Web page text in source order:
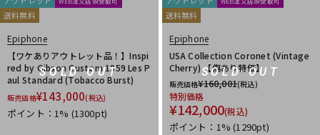
SOLD OUT
送料無料
Epiphone
【ワケありアウトレット品！】Inspi
red by Gibson Custom 1959 Les P
aul Standard (Tobacco Burst)
販売価格¥143,000(税込)
ポイント：1% (1300pt)
SOLD OUT
送料無料
Epiphone
USA Collection Coronet (Vintage
Cherry) 【傷あり特価】
販売価格¥160,001(税込)
特別価格
¥142,000(税込)
ポイント：1%(1290pt)